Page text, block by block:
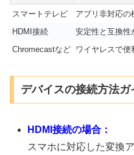
スマートテレビ アプリ非対応の
HDMI接続
安定性と互換性
Chromecastなど ワイヤレスで便
デバイスの接続方法ガ
HDMI接続の場合：
スマホに対応した変換